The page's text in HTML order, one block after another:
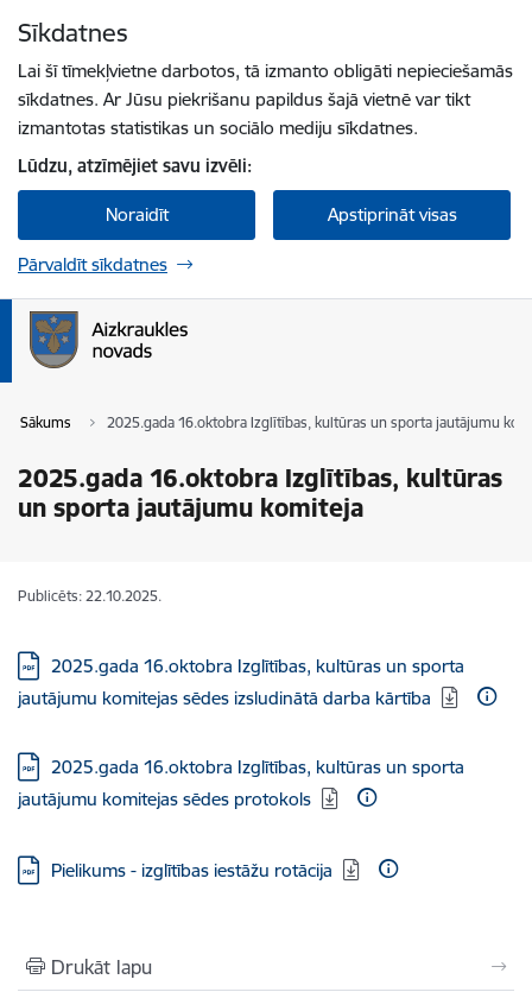
Sīkdatnes
Lai šī tīmekļvietne darbotos, tā izmanto obligāti nepieciešamās
sīkdatnes. Ar Jūsu piekrišanu papildus šajā vietnē var tikt
izmantotas statistikas un sociālo mediju sīkdatnes.
Lūdzu, atzīmējiet savu izvēli:
Noraidīt Apstiprināt visas
Pārvaldīt sīkdatnes
Sākums 2025.gada 16.oktobra Izglītības, kultūras un sporta jautājumu
2025.gada 16.oktobra Izglītības, kultūras
un sporta jautājumu komiteja
Publicēts: 22.10.2025.
Lejupielādēt:
2025.gada 16.oktobra Izglītības, kultūras un sporta
jautājumu komitejas sēdes izsludinātā darba kārtība
Lejupielādēt:
2025.gada 16.oktobra Izglītības, kultūras un sporta
jautājumu komitejas sēdes protokols
Lejupielādēt:
Pielikums - izglītības iestāžu rotācija
Drukāt lapu